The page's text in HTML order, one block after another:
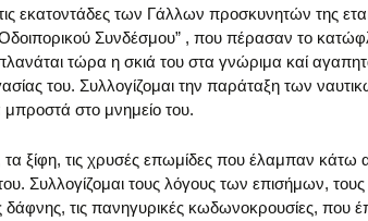
εκατοντάδες των Γάλλων προσκυνητών της
Συνδέσμου” , που πέρασαν το
τώρα η σκιά του στα γνώριμα καί
του. Συλλογίζομαι την παράταξη των
στο μνημείο του.
τα ξίφη, τις χρυσές επωμίδες που έλαμπαν κάτω
Συλλογίζομαι τους λόγους των επισήμων, τους
δάφνης, τις πανηγυρικές κωδωνοκρουσίες, που